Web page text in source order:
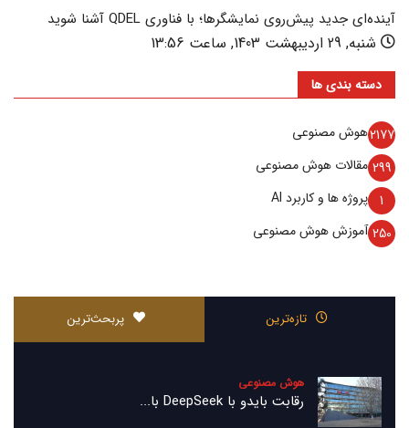
آینده‌‌ای جدید پیش‌روی نمایشگرها؛ با فناوری QDEL آشنا شوید
شنبه, 29 اردیبهشت 1403, ساعت 13:56
دسته بندی ها
هوش مصنوعی2177
مقالات هوش مصنوعی 299
پروژه ها و کاربرد AI 1
آموزش هوش مصنوعی 250
تازه‌ترین پربحث‌ترین
هوش مصنوعی
رقابت بایدو با DeepSeek با...